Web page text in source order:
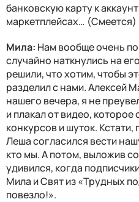
банковскую карту к
маркетплейсах… (Смеется)
Мила: Нам вообще очень
случайно наткнулись на
решили, что хотим, чтобы
разделил с нами. Алексей
нашего вечера, я не
и плакал от видео, которое
конкурсов и шуток.
Леша согласился вести
кто мы. А потом, выложив
удивился, когда
Мила и Свят из «Трудных
повезло!».